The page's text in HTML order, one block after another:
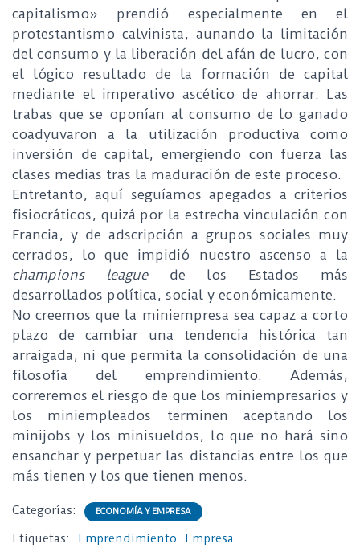
capitalismo» prendió especialmente en el
protestantismo calvinista, aunando la limitación
del consumo y la liberación del afán de lucro, con
el lógico resultado de la formación de capital
mediante el imperativo ascético de ahorrar. Las
trabas que se oponían al consumo de lo ganado
coadyuvaron a la utilización productiva como
inversión de capital, emergiendo con fuerza las
clases medias tras la maduración de este proceso.
Entretanto, aquí seguíamos apegados a criterios
fisiocráticos, quizá por la estrecha vinculación con
Francia, y de adscripción a grupos sociales muy
cerrados, lo que impidió nuestro ascenso a la
champions leaguede los Estados más
desarrollados política, social y económicamente.
No creemos que la miniempresa sea capaz a corto
plazo de cambiar una tendencia histórica tan
arraigada, ni que permita la consolidación de una
filosofía del emprendimiento. Además,
correremos el riesgo de que los miniempresarios y
los miniempleados terminen aceptando los
minijobs y los minisueldos, lo que no hará sino
ensanchar y perpetuar las distancias entre los que
más tienen y los que tienen menos.
Categorías: ECONOMÍA Y EMPRESA
Etiquetas: Emprendimiento Empresa